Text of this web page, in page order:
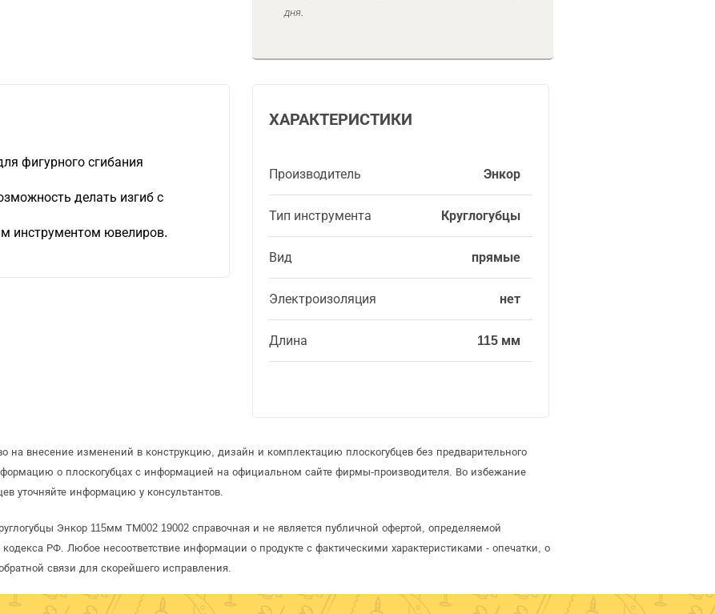
дня.
ХАРАКТЕРИСТИКИ
Производитель Энкор
Тип инструмента Круглогубцы
Вид прямые
Электроизоляция нет
Длина 115 мм
фигурного сгибания
делать изгиб с
инструментом ювелиров.
на внесение изменений в конструкцию, дизайн и комплектацию плоскогубцев без предварительного
о плоскогубцах с информацией на официальном сайте фирмы-производителя. Во избежание
уточняйте информацию у консультантов.
Энкор 115мм ТМ002 19002 справочная и не является публичной офертой, определяемой
РФ. Любое несоответствие информации о продукте с фактическими характеристиками - опечатки, о
связи для скорейшего исправления.